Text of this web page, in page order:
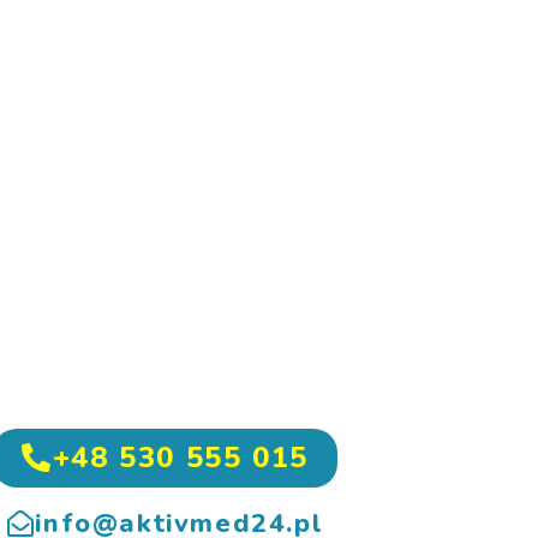
+48 530 555 015
info@aktivmed24.pl